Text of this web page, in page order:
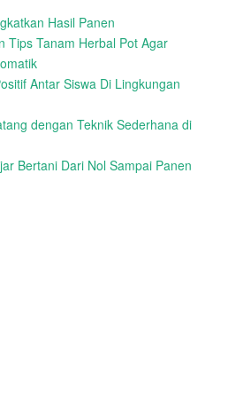
Hasil Panen
Tips Tanam Herbal Pot Agar
Antar Siswa Di Lingkungan
dengan Teknik Sederhana di
Bertani Dari Nol Sampai Panen